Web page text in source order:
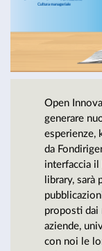
Open
generare
esperienze,
da
interfaccia il
library,
proposti dai
aziende,
con noi le